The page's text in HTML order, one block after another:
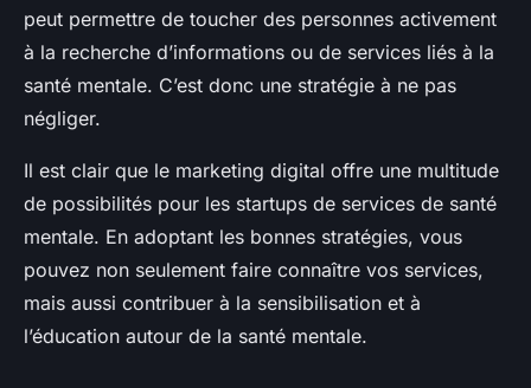
peut permettre de toucher des personnes activement
à la recherche d’informations ou de services liés à la
santé mentale. C’est donc une stratégie à ne pas
négliger.
Il est clair que le marketing digital offre une multitude
de possibilités pour les startups de services de santé
mentale. En adoptant les bonnes stratégies, vous
pouvez non seulement faire connaître vos services,
mais aussi contribuer à la sensibilisation et à
l’éducation autour de la santé mentale.